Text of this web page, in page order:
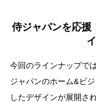
侍ジャパンを応援
今回のラインナップで
ジャパンのホーム&ビ
したデザインが展開さ